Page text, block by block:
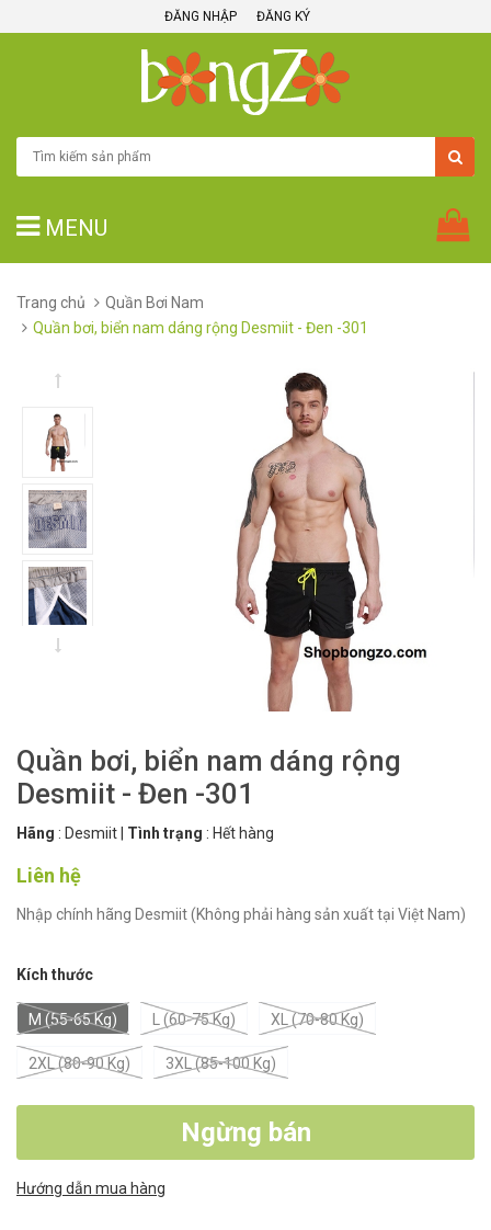
ĐĂNG NHẬP ĐĂNG KÝ
MENU
Trang chủ
Quần Bơi Nam
Quần bơi, biển nam dáng rộng Desmiit - Đen -301
Quần bơi, biển nam dáng rộng
Desmiit - Đen -301
Hãng : Desmiit Tình trạng : Hết hàng
Liên hệ
Nhập chính hãng Desmiit (Không phải hàng sản xuất tại Việt Nam)
Kích thước
M (55-65 Kg) L (60-75 Kg) XL (70-80 Kg)
2XL (80-90 Kg) 3XL (85-100 Kg)
Ngừng bán
Hướng dẫn mua hàng